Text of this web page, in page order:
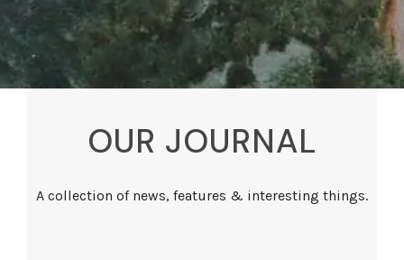
OUR JOURNAL
A collection of news, features & interesting things.